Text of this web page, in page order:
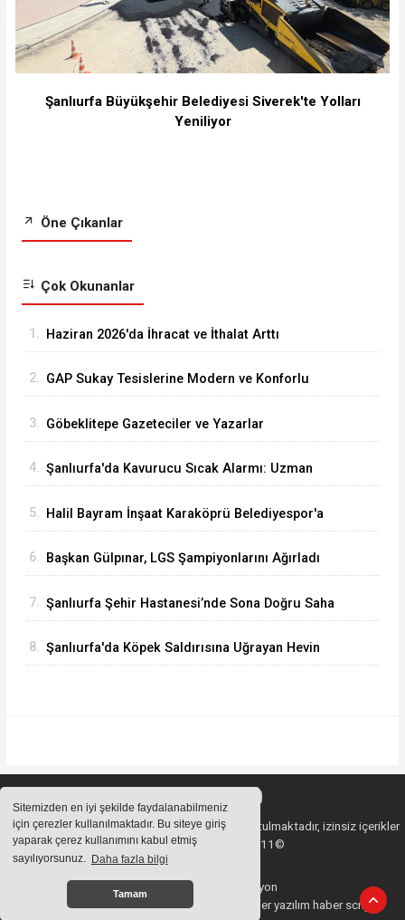
Sitemizden en iyi şekilde faydalanabilmeniz
için çerezler kullanılmaktadır. Bu siteye giriş
yaparak çerez kullanımını kabul etmiş
sayılıyorsunuz. Daha fazla bilgi
Tamam
Şanlıurfa Büyükşehir Belediyesi Siverek'te Yolları
Yeniliyor
Öne Çıkanlar
Çok Okunanlar
1. Haziran 2026'da İhracat ve İthalat Arttı
2. GAP Sukay Tesislerine Modern ve Konforlu
3. Göbeklitepe Gazeteciler ve Yazarlar
Öldürür, Havuz Güldürür
4. Şanlıurfa'da Kavurucu Sıcak Alarmı: Uzman
5. Halil Bayram İnşaat Karaköprü Belediyespor'a
6. Başkan Gülpınar, LGS Şampiyonlarını Ağırladı
7. Şanlıurfa Şehir Hastanesi’nde Sona Doğru Saha
8. Şanlıurfa'da Köpek Saldırısına Uğrayan Hevin
Sitemizde bulunan içeriklerin tüm hakları saklı tutulmaktadır, izinsiz içerikler
kullanılamaz. Copyright 2011©
Haber Yazılımı:
Web Aksiyon
haber yazılımı
haber scripti haber yazılım haber script